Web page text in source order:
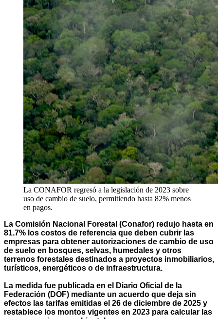
La CONAFOR regresó a la legislación de 2023 sobre
uso de cambio de suelo, permitiendo hasta 82% menos
en pagos.
La Comisión Nacional Forestal (Conafor) redujo hasta en
81.7% los costos de referencia que deben cubrir las
empresas para obtener autorizaciones de cambio de uso
de suelo en bosques, selvas, humedales y otros
terrenos forestales destinados a proyectos inmobiliarios,
turísticos, energéticos o de infraestructura.
La medida fue publicada en el Diario Oficial de la
Federación (DOF) mediante un acuerdo que deja sin
efectos las tarifas emitidas el 26 de diciembre de 2025 y
restablece los montos vigentes en 2023 para calcular las